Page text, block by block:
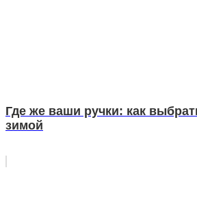
Где же ваши ручки: как
зимой